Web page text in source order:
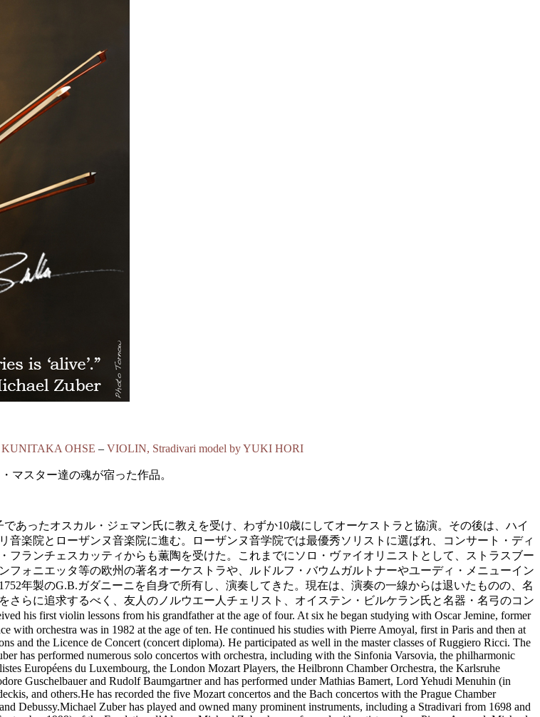
KUNITAKA OHSE – VIOLIN, Stradivari model by YUKI HORI
・マスター達の魂が宿った作品。
あったオスカル・ジェマン氏に教えを受け、わずか10歳にしてオーケストラと協演。その後は、ハイ
楽院とローザンヌ音楽院に進む。ローザンヌ音学院では最優秀ソリストに選ばれ、コンサート・ディ
ランチェスカッティからも薫陶を受けた。これまでにソロ・ヴァイオリニストとして、ストラスブー
ォニエッタ等の欧州の著名オーケストラや、ルドルフ・バウムガルトナーやユーディ・メニューイン
年製のG.B.ガダニーニを自身で所有し、演奏してきた。現在は、演奏の一線からは退いたものの、名
らに追求するべく、友人のノルウエー人チェリスト、オイステン・ビルケラン氏と名器・名弓のコン
his first violin lessons from his grandfather at the age of four. At six he began studying with Oscar Jemine, former
with orchestra was in 1982 at the age of ten. He continued his studies with Pierre Amoyal, first in Paris and then at
and the Licence de Concert (concert diploma). He participated as well in the master classes of Ruggiero Ricci. The
has performed numerous solo concertos with orchestra, including with the Sinfonia Varsovia, the philharmonic
Européens du Luxembourg, the London Mozart Players, the Heilbronn Chamber Orchestra, the Karlsruhe
Guschelbauer and Rudolf Baumgartner and has performed under Mathias Bamert, Lord Yehudi Menuhin (in
and others.He has recorded the five Mozart concertos and the Bach concertos with the Prague Chamber
Debussy.Michael Zuber has played and owned many prominent instruments, including a Stradivari from 1698 and